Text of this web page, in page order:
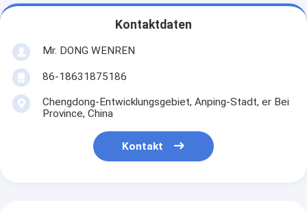
Kontaktdaten
Mr. DONG WENREN
86-18631875186
Chengdong-Entwicklungsgebiet, Anping-Stadt, er Bei
Province, China
Kontakt